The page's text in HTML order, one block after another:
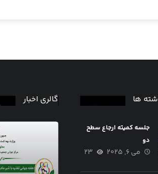
ها
جلسه کمیته ارجاع سطح
دو
می ۶, ۲۰۲۵ ۲۳
گالری اخبار